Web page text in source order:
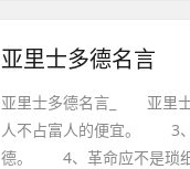
亚里士多德名言
亚里士多德名言_ 亚里
人不占富人的便宜。 3、
德。 4、革命应不是琐